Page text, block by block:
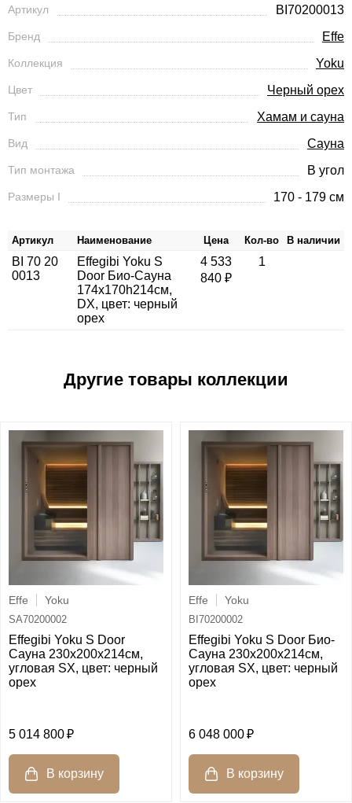
Артикул BI70200013
Бренд Effe
Коллекция Yoku
Цвет Черный орех
Тип Хамам и сауна
Вид Сауна
Тип монтажа В угол
Размеры I 170 - 179 см
Артикул Наименование Цена Кол-во В наличии
BI 70 20
0013
Effegibi Yoku S
Door Био-Сауна
174x170h214см,
DX, цвет: черный
орех
4 533
840 ₽
1
Effe Yoku
SA70200002
Effegibi Yoku S Door
Сауна 230x200х214см,
угловая SX, цвет: черный
орех
5 014 800
Effe Yoku
BI70200002
Effegibi Yoku S Door Био-
Сауна 230x200х214см,
угловая SX, цвет: черный
орех
6 048 000